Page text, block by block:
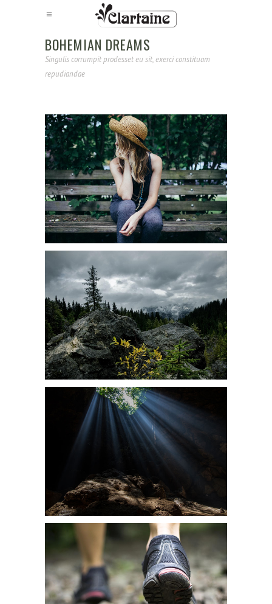
BOHEMIAN DREAMS
Singulis corrumpit prodesset eu sit, exerci constituam
repudiandae